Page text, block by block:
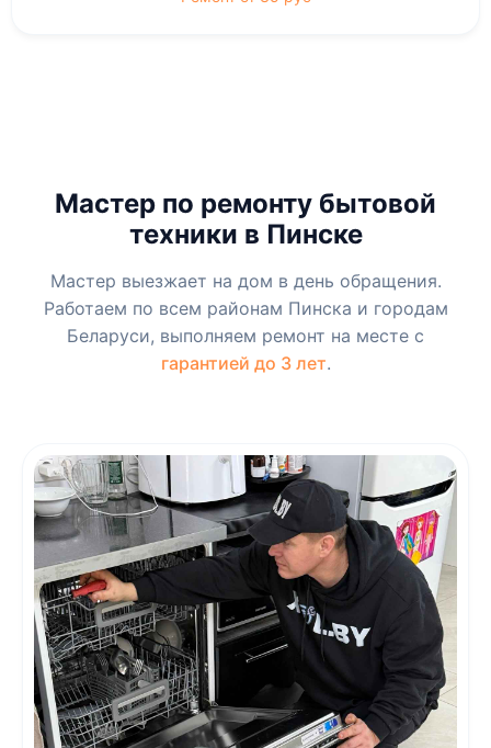
Мастер по ремонту бытовой
техники в Пинске
Мастер выезжает на дом в день обращения.
Работаем по всем районам Пинска и городам
Беларуси, выполняем ремонт на месте с
гарантией до 3 лет.